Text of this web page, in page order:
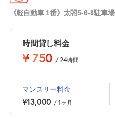
《軽自動車 1番》太閤5-6-8駐車場
時間貸し料金
¥750 /24時間
マンスリー料金
¥13,000 / 1ヶ月